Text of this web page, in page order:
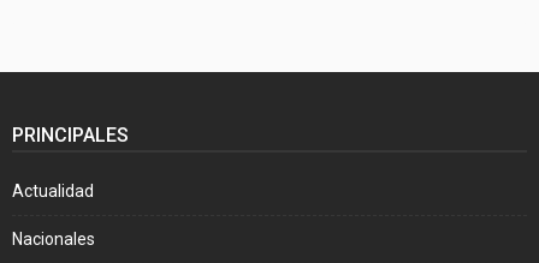
PRINCIPALES
Actualidad
Nacionales